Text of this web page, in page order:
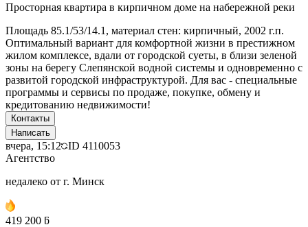
Просторная квартира в кирпичном доме на набережной реки
Площадь 85.1/53/14.1, материал стен: кирпичный, 2002 г.п.
Оптимальный вариант для комфортной жизни в престижном
жилом комплексе, вдали от городской суеты, в близи зеленой
зоны на берегу Слепянской водной системы и одновременно с
развитой городской инфраструктурой. Для вас - специальные
программы и сервисы по продаже, покупке, обмену и
кредитованию недвижимости!
Контакты
Написать
вчера, 15:12 ID 4110053
Агентство
недалеко от г. Минск
419 200 ƃ